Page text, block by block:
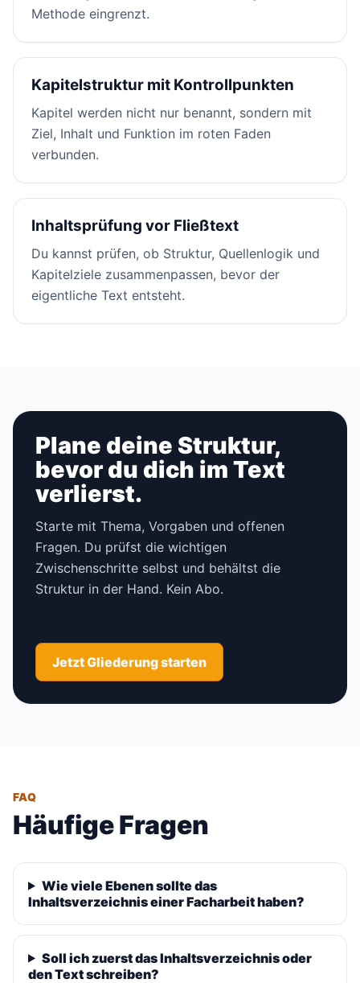
Methode eingrenzt.
Kapitelstruktur mit Kontrollpunkten
Kapitel werden nicht nur benannt, sondern mit
Ziel, Inhalt und Funktion im roten Faden
verbunden.
Inhaltsprüfung vor Fließtext
Du kannst prüfen, ob Struktur, Quellenlogik und
Kapitelziele zusammenpassen, bevor der
eigentliche Text entsteht.
Plane deine Struktur,
bevor du dich im Text
verlierst.
Starte mit Thema, Vorgaben und offenen
Fragen. Du prüfst die wichtigen
Zwischenschritte selbst und behältst die
Struktur in der Hand. Kein Abo.
Jetzt Gliederung starten
FAQ
Häufige Fragen
Wie viele Ebenen sollte das
Inhaltsverzeichnis einer Facharbeit haben?
Soll ich zuerst das Inhaltsverzeichnis oder
den Text schreiben?